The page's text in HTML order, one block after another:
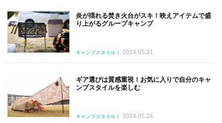
炎が揺れる焚き火台がスキ！映えアイテムで盛
り上がるグループキャンプ
キャンプスタイル 2024.05.31
ギア選びは質感重視！お気に入りで自分のキャ
ンプスタイルを楽しむ
キャンプスタイル 2024.05.24